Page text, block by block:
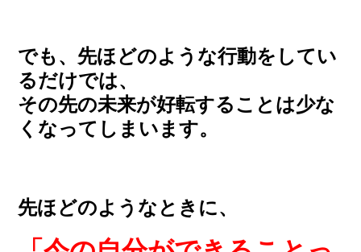
でも、先ほどのような行動をしてい
るだけでは、
その先の未来が好転することは少な
くなってしまいます。
先ほどのようなときに、